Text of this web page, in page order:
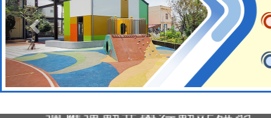
本校115學年度第2次代理
結果公告(無人報名，續辦
適應運動共學行動站研習